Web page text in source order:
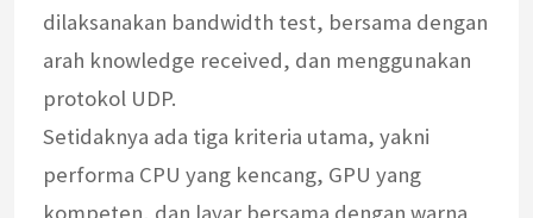
dilaksanakan bandwidth test, bersama dengan
arah knowledge received, dan menggunakan
protokol UDP.
Setidaknya ada tiga kriteria utama, yakni
performa CPU yang kencang, GPU yang